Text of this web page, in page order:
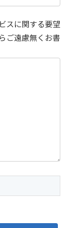
スに関する要望
ご遠慮無くお書